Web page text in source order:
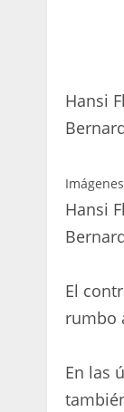
Hansi
Hansi
El
rumbo
En las